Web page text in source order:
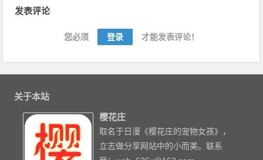
发表评论
您必须 登录 才能发表评论！
关于本站
樱花庄
取名于日漫《樱花庄的宠物女孩》，
立志做分享网站中的小而美。联系